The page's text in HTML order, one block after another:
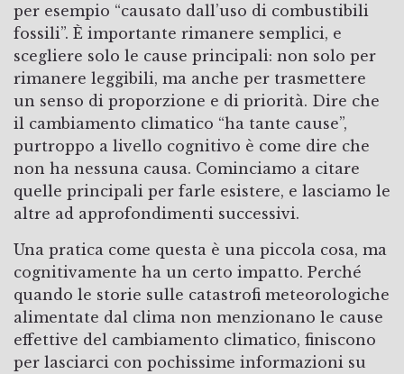
per esempio “causato dall’uso di combustibili
fossili”. È importante rimanere semplici, e
scegliere solo le cause principali: non solo per
rimanere leggibili, ma anche per trasmettere
un senso di proporzione e di priorità. Dire che
il cambiamento climatico “ha tante cause”,
purtroppo a livello cognitivo è come dire che
non ha nessuna causa. Cominciamo a citare
quelle principali per farle esistere, e lasciamo le
altre ad approfondimenti successivi.
Una pratica come questa è una piccola cosa, ma
cognitivamente ha un certo impatto. Perché
quando le storie sulle catastrofi meteorologiche
alimentate dal clima non menzionano le cause
effettive del cambiamento climatico, finiscono
per lasciarci con pochissime informazioni su